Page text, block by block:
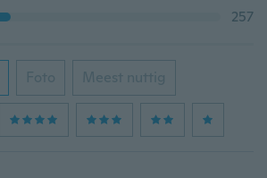
257
Foto Meest nuttig